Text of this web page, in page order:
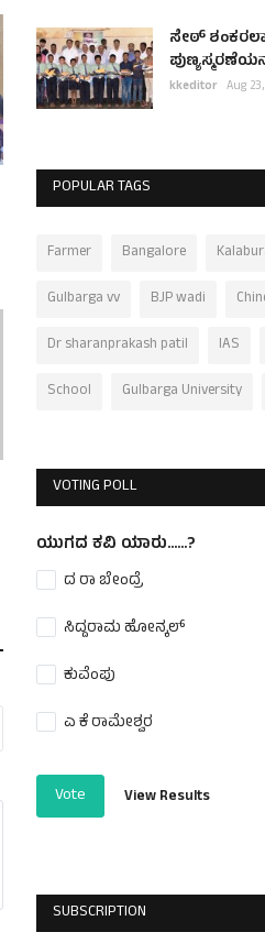
ಸೇಠ್
kkeditor Aug
POPULAR TAGS
Farmer Bangalore
Gulbarga vv
BJP wadi
Dr sharanprakash patil
IAS
School
Gulbarga University
VOTING POLL
ಯುಗದ ಕವಿ ಯಾರು......?
ದ ರಾ ಬೇಂದ್ರೆ
ಸಿದ್ದರಾಮ ಹೋನ್ಕಲ್
ಕುವೆಂಪು
ಎ ಕೆ ರಾಮೇಶ್ವರ
Vote View Results
SUBSCRIPTION